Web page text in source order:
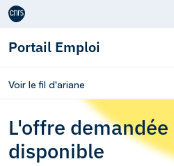
Aller au contenu
Portail Emploi
Voir le fil d'ariane
L'offre
disponible